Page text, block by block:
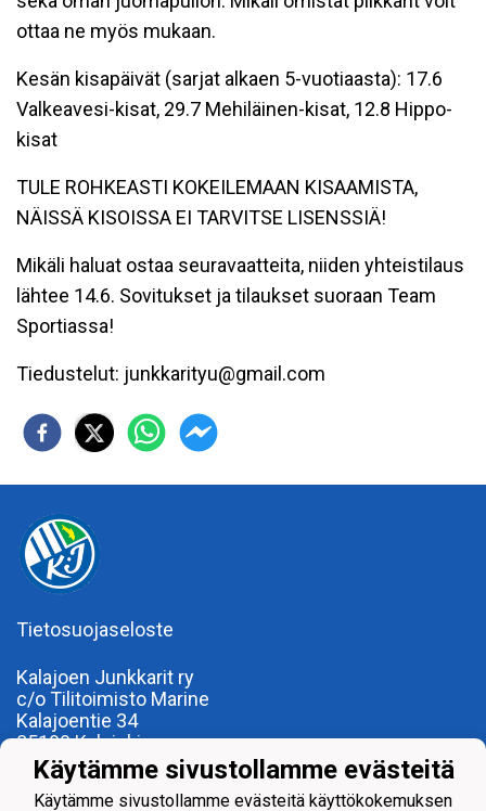
ottaa ne myös mukaan.
Kesän kisapäivät (sarjat alkaen 5-vuotiaasta): 17.6
Valkeavesi-kisat, 29.7 Mehiläinen-kisat, 12.8 Hippo-
kisat
TULE ROHKEASTI KOKEILEMAAN KISAAMISTA,
NÄISSÄ KISOISSA EI TARVITSE LISENSSIÄ!
Mikäli haluat ostaa seuravaatteita, niiden yhteistilaus
lähtee 14.6. Sovitukset ja tilaukset suoraan Team
Sportiassa!
Tiedustelut: junkkarityu@gmail.com
Tietosuojaseloste
Kalajoen Junkkarit ry
c/o Tilitoimisto Marine
Kalajoentie 34
85100 Kalajoki
Y-tunnus 0185922-0
Yhdistysrekisterinumero 120.904
Käytämme sivustollamme evästeitä
Käytämme sivustollamme evästeitä käyttökokemuksen